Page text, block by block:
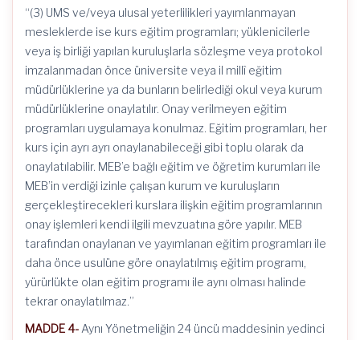
“(3) UMS ve/veya ulusal yeterlilikleri yayımlanmayan
mesleklerde ise kurs eğitim programları; yüklenicilerle
veya iş birliği yapılan kuruluşlarla sözleşme veya protokol
imzalanmadan önce üniversite veya il millî eğitim
müdürlüklerine ya da bunların belirlediği okul veya kurum
müdürlüklerine onaylatılır. Onay verilmeyen eğitim
programları uygulamaya konulmaz. Eğitim programları, her
kurs için ayrı ayrı onaylanabileceği gibi toplu olarak da
onaylatılabilir. MEB’e bağlı eğitim ve öğretim kurumları ile
MEB’in verdiği izinle çalışan kurum ve kuruluşların
gerçekleştirecekleri kurslara ilişkin eğitim programlarının
onay işlemleri kendi ilgili mevzuatına göre yapılır. MEB
tarafından onaylanan ve yayımlanan eğitim programları ile
daha önce usulüne göre onaylatılmış eğitim programı,
yürürlükte olan eğitim programı ile aynı olması halinde
tekrar onaylatılmaz.”
MADDE 4- Aynı Yönetmeliğin 24 üncü maddesinin yedinci